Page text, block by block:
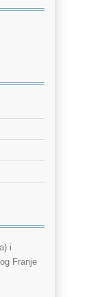
i
Franje